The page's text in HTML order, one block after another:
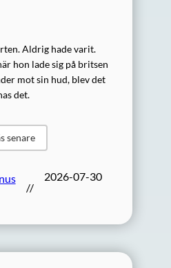
Aldrig hade varit.
hon lade sig på britsen
mot sin hud, blev det
det.
senare
//
2026-07-30